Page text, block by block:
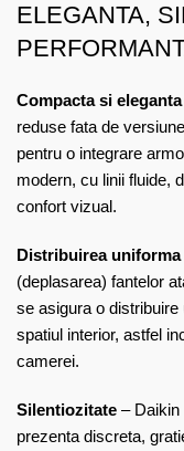
ELEGANTA,
Compacta si eleganta
reduse fata de
pentru o integrare
modern, cu linii fluide,
confort vizual.
Distribuirea uniforma
(deplasarea) fantelor
se asigura o
spatiul interior, astfel
camerei.
Silentiozitate – Daikin
prezenta discreta,